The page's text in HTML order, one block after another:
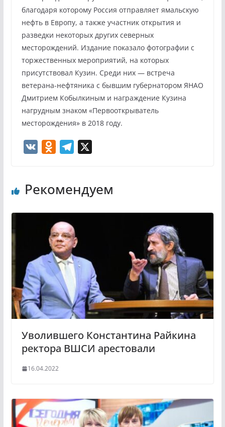
благодаря которому Россия отправляет ямальскую
нефть в Европу, а также участник открытия и
разведки некоторых других северных
месторождений. Издание показало фотографии с
торжественных мероприятий, на которых
присутствовал Кузин. Среди них — встреча
ветерана-нефтяника с бывшим губернатором ЯНАО
Дмитрием Кобылкиным и награждение Кузина
нагрудным знаком «Первооткрыватель
месторождения» в 2018 году.
o
a
s
s
n
i
k
i
e
a
m
Рекомендуем
Уволившего Константина Райкина
ректора ВШСИ арестовали
16.04.2022